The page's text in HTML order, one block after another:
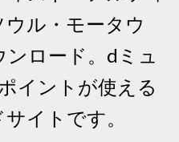
ル・モータウ
ロード。dミュ
イントが使える
イトです。